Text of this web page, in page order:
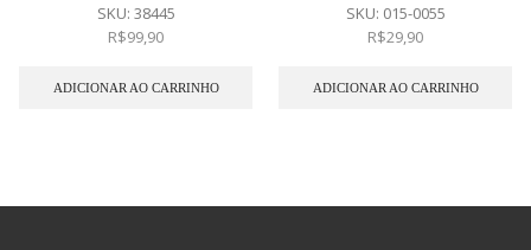
SKU: 38445
R$99,90
ADICIONAR AO CARRINHO
SKU: 015-0055
R$29,90
ADICIONAR AO CARRINHO